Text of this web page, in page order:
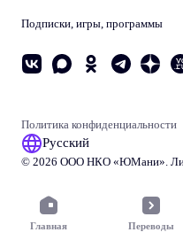
Главная Переводы
Подписки, игры, программы
Русский
© 2026 ООО НКО «ЮМани».
Политика конфиденциальности